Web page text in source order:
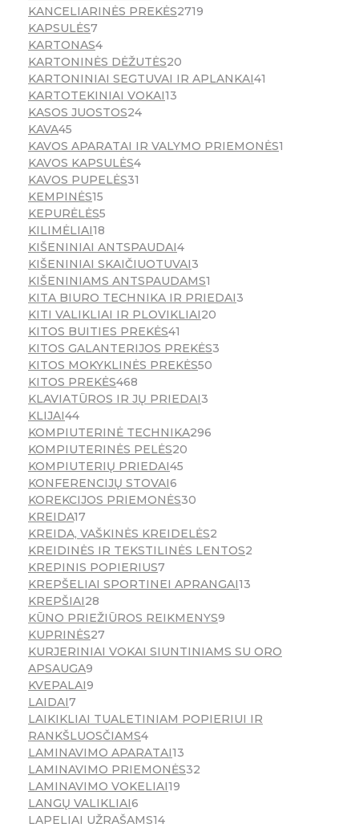
KANCELIARINĖS PREKĖS2719
KAPSULĖS7
KARTONAS4
KARTONINĖS DĖŽUTĖS20
KARTONINIAI SEGTUVAI IR APLANKAI41
KARTOTEKINIAI VOKAI13
KASOS JUOSTOS24
KAVA45
KAVOS APARATAI IR VALYMO PRIEMONĖS1
KAVOS KAPSULĖS4
KAVOS PUPELĖS31
KEMPINĖS15
KEPURĖLĖS5
KILIMĖLIAI18
KIŠENINIAI ANTSPAUDAI4
KIŠENINIAI SKAIČIUOTUVAI3
KIŠENINIAMS ANTSPAUDAMS1
KITA BIURO TECHNIKA IR PRIEDAI3
KITI VALIKLIAI IR PLOVIKLIAI20
KITOS BUITIES PREKĖS41
KITOS GALANTERIJOS PREKĖS3
KITOS MOKYKLINĖS PREKĖS50
KITOS PREKĖS468
KLAVIATŪROS IR JŲ PRIEDAI3
KLIJAI44
KOMPIUTERINĖ TECHNIKA296
KOMPIUTERINĖS PELĖS20
KOMPIUTERIŲ PRIEDAI45
KONFERENCIJŲ STOVAI6
KOREKCIJOS PRIEMONĖS30
KREIDA17
KREIDA, VAŠKINĖS KREIDELĖS2
KREIDINĖS IR TEKSTILINĖS LENTOS2
KREPINIS POPIERIUS7
KREPŠELIAI SPORTINEI APRANGAI13
KREPŠIAI28
KŪNO PRIEŽIŪROS REIKMENYS9
KUPRINĖS27
KURJERINIAI VOKAI SIUNTINIAMS SU ORO
APSAUGA9
KVEPALAI9
LAIDAI7
LAIKIKLIAI TUALETINIAM POPIERIUI IR
RANKŠLUOSČIAMS4
LAMINAVIMO APARATAI13
LAMINAVIMO PRIEMONĖS32
LAMINAVIMO VOKELIAI19
LANGŲ VALIKLIAI6
LAPELIAI UŽRAŠAMS14